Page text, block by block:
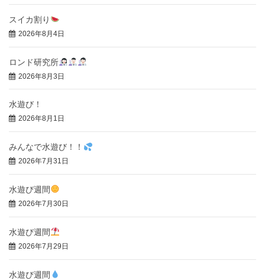
スイカ割り
2026年8月4日
ロンド研究所
2026年8月3日
水遊び！
2026年8月1日
みんなで水遊び！！
2026年7月31日
水遊び週間
2026年7月30日
水遊び週間
2026年7月29日
水遊び週間